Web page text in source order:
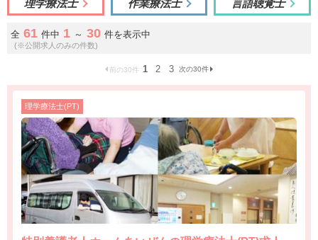
理学療法士 作業療法士 言語聴覚士
全 61 件中 1 ～ 30 件を表示中
(※公開求人のみの件数)
前の30件 1 2 3 次の30件
理学療法士(PT)